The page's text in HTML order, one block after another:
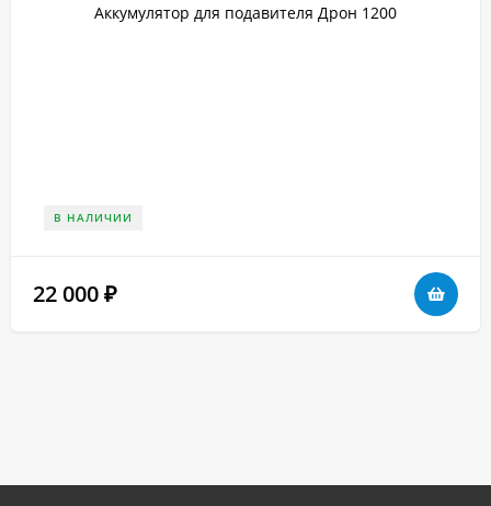
Аккумулятор для подавителя Дрон 1200
В НАЛИЧИИ
22 000 ₽